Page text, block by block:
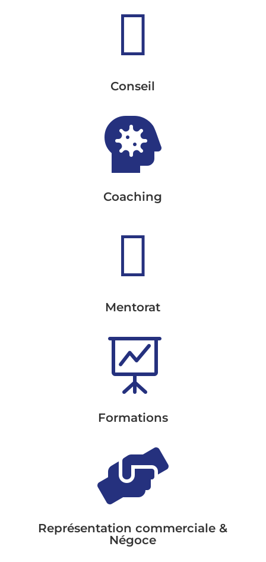

Conseil

Coaching

Mentorat

Formations

Représentation commerciale &
Négoce